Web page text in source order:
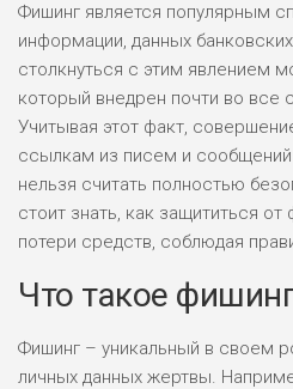
Фишинг является популярным
информации, данных
столкнуться с этим явлением
который внедрен почти во все
Учитывая этот факт,
ссылкам из писем и сообщений
нельзя считать полностью
стоит знать, как защититься
потери средств, соблюдая
Что такое
Фишинг – уникальный в своем
личных данных жертвы.